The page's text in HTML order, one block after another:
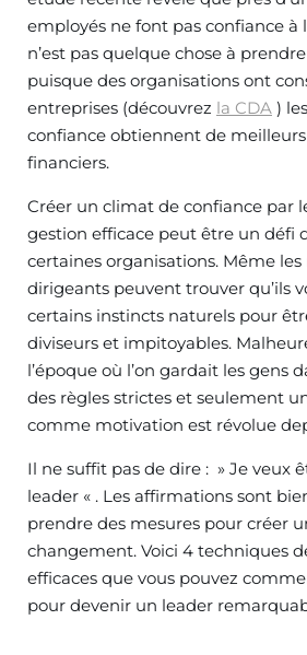
employés ne font pas confiance à
n’est pas quelque chose à
puisque des organisations ont
entreprises (découvrez la CDA )
confiance obtiennent de
financiers.
Créer un climat de confiance par
gestion efficace peut être un défi
certaines organisations. Même
dirigeants peuvent trouver qu’ils
certains instincts naturels pour
diviseurs et impitoyables.
l’époque où l’on gardait les gens
des règles strictes et seulement
comme motivation est révolue
Il ne suffit pas de dire : » Je veux
leader « . Les affirmations sont
prendre des mesures pour créer
changement. Voici 4 techniques
efficaces que vous pouvez
pour devenir un leader